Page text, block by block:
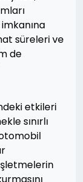
süreleri ve
de
etkileri
sınırlı